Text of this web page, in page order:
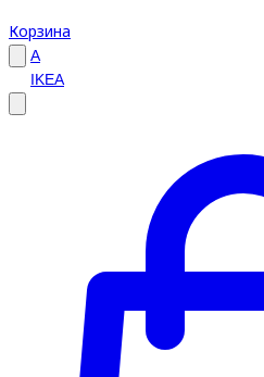
Корзина
A
IKEA